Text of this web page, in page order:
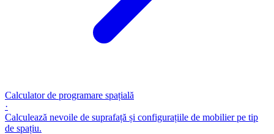
Calculator de programare spațială
·
Calculează nevoile de suprafață și configurațiile de mobilier pe tip
de spațiu.